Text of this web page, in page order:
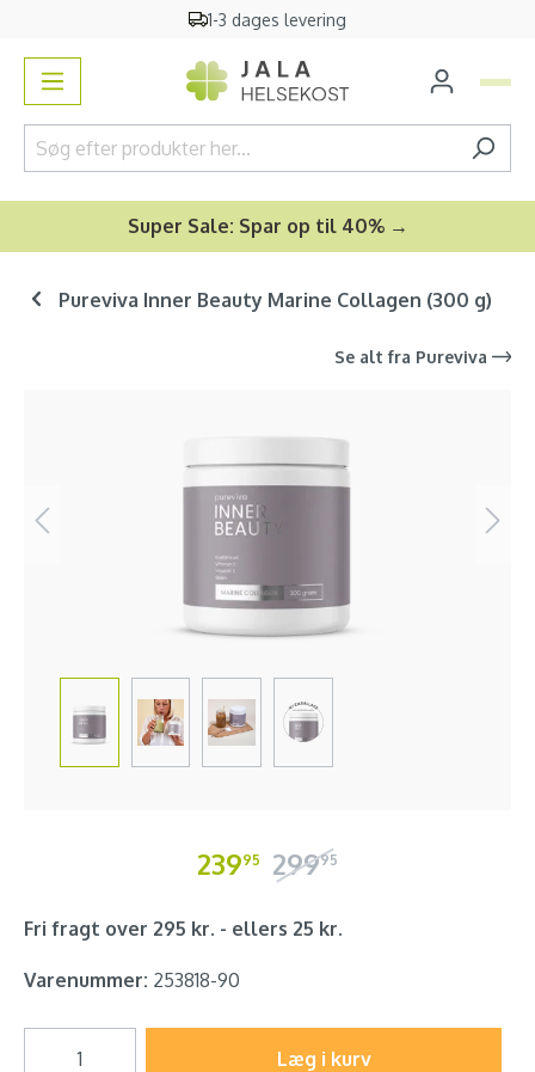
1-3 dages levering
Super Sale: Spar op til 40% →
Pureviva Inner Beauty Marine Collagen (300 g)
Se alt fra Pureviva
23995 29995
Fri fragt over 295 kr. - ellers 25 kr.
Varenummer: 253818-90
Læg i kurv